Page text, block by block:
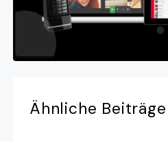
Ähnliche Beiträge